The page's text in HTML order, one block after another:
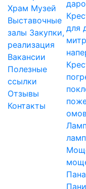
Храм Музей
Выставочные
залы Закупки,
реализация
Вакансии
Полезные
ссылки
Отзывы
Контакты
для